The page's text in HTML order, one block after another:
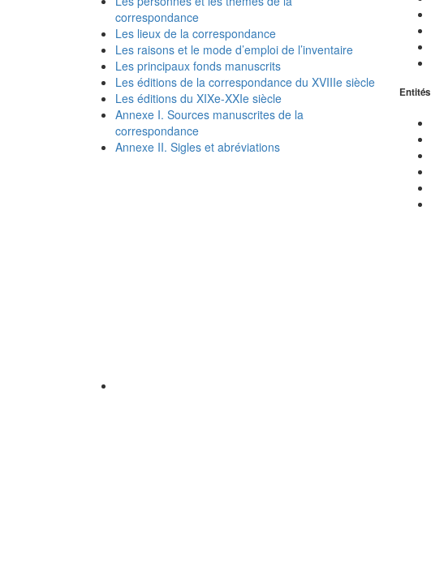
correspondance
Les lieux de la correspondance
Les raisons et le mode d’emploi de l’inventaire
Les principaux fonds manuscrits
Les éditions de la correspondance du XVIIIe siècle
Les éditions du XIXe-XXIe siècle
Annexe I. Sources manuscrites de la
correspondance
Annexe II. Sigles et abréviations
Entités